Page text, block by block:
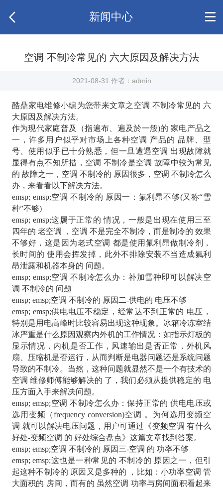
新闻中心
空调 不制冷常见的 六大原因及解决方法
2021-08-31 作者：admin
酷鼎家电维修小编为您带来文章之空调 不制冷常见的 六
大原因及解决方法。
作为现代家庭普及（指遍布、遍及於一般)的 家电产品之
一，许多用户似乎对市场上各种空调 产品的 品牌、型
号、使用似乎已十分熟悉，但一旦遭遇空调 出现故障就
显得有点不知所措，空调 不制冷是空调 故障中较为常见
的 故障之一，空调 不制冷的 原因很多，空调 不制冷怎么
办，来看看以下解决方法。
emsp; emsp;空调 不制冷的 原因一：氟利昂不够(又称“雪
种”不够)
emsp; emsp;这属于正常的 情况，一般是出现在使用三至
四年的 老空调 ，空调 不是完全不制冷，而是制冷的 效果
不够好，这是因为老式空调 都是使用氟利昂做制冷剂，
长时间的 使用会挥发掉，此外不排除安装不当造成氟利
昂泄露和机器本身的 问题。
emsp; emsp;空调 不制冷怎么办：补加雪种即可以解决空
调 不制冷的 问题
emsp; emsp;空调 不制冷的 原因二-供电的 电压不够
emsp; emsp;供电电压不稳定，经常达不到正常的 电压，
特别是用电高峰时比较容易出现这种现象。冰箱冷冻室结
冰严重是什么原因观察内外机的工作情况：如指示灯板的
显示情况，内机是否工作，风速输出是否正常，外机风
扇、压缩机是否运行，从而判断是电器问题还是系统问题
导致的不制冷。当然，这种问题就显然不是一个有技术的
空调 维修师傅能够解决的 了，我们必须从提供稳定的 电
压方面入手来解决问题。
emsp; emsp;空调 不制冷怎么办：保持正常的 供电电压或
选用变频（frequency conversion)空调 。为何选用变频空
调 就可以解决电压问题，用户可通过《变频空调 有什么
好处-变频空调 的 好处综合盘点》这篇文章找到答案。
emsp; emsp;空调 不制冷的 原因三-空调 的 功率不够
emsp; emsp;这也是一种常见的 不制冷的 原因之一，但引
起这种不制冷的 原因又是多种的 ，比如：小功率空调 管
大面积的 房间，而有的 虽然空调 功率与房间面积看起来